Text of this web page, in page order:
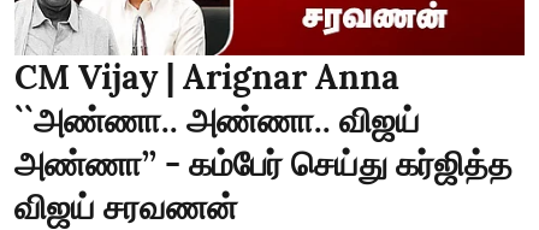
CM Vijay | Arignar Anna
``அண்ணா.. அண்ணா.. விஜய்
அண்ணா’’ - கம்பேர் செய்து கர்ஜித்த
விஜய் சரவணன்